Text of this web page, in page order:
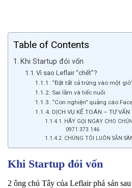
Table of Contents
Khi Startup đói vốn
Vì sao Leflair “chết”?
“Đặt tất cả trứng vào một
Sai lầm và tiếc nuối
“Con nghiện” quảng cáo
DỊCH VỤ KẾ TOÁN – TƯ VẤN
HÃY GỌI NGAY CHO
0971 373 146
CHÚNG TÔI LUÔN SẴN
Khi Startup đói vốn
2 ông chủ Tây của Leflair phá sản